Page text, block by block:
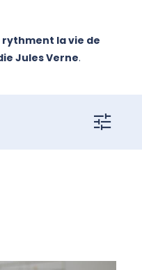
la vie de
Jules Verne.